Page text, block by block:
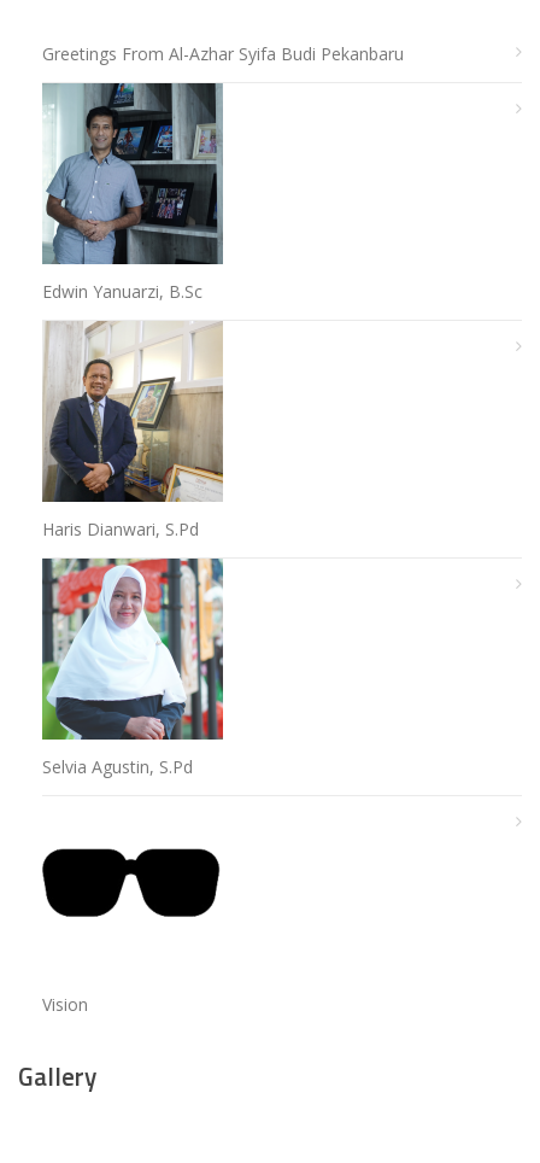
Greetings From Al-Azhar Syifa Budi Pekanbaru
Edwin Yanuarzi, B.Sc
Haris Dianwari, S.Pd
Selvia Agustin, S.Pd
Vision
Gallery